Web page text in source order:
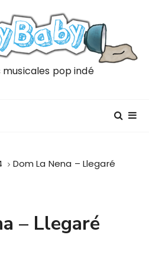
pop indé
Dom La Nena – Llegaré
– Llegaré